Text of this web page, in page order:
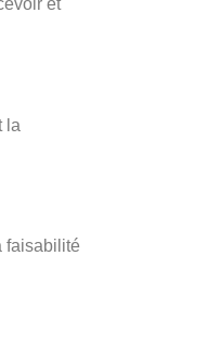
et
la
faisabilité